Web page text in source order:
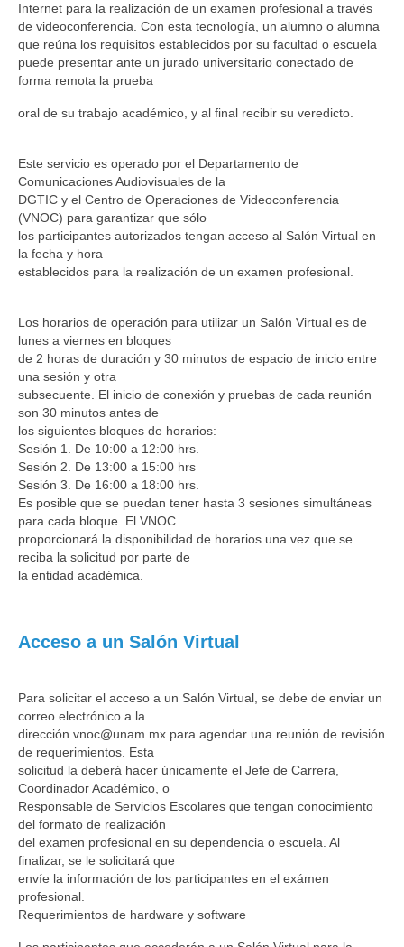
Internet para la realización de un examen profesional a través
de videoconferencia. Con esta tecnología, un alumno o alumna
que reúna los requisitos establecidos por su facultad o escuela
puede presentar ante un jurado universitario conectado de
forma remota la prueba
oral de su trabajo académico, y al final recibir su veredicto.
Este servicio es operado por el Departamento de
Comunicaciones Audiovisuales de la
DGTIC y el Centro de Operaciones de Videoconferencia
(VNOC) para garantizar que sólo
los participantes autorizados tengan acceso al Salón Virtual en
la fecha y hora
establecidos para la realización de un examen profesional.
Los horarios de operación para utilizar un Salón Virtual es de
lunes a viernes en bloques
de 2 horas de duración y 30 minutos de espacio de inicio entre
una sesión y otra
subsecuente. El inicio de conexión y pruebas de cada reunión
son 30 minutos antes de
los siguientes bloques de horarios:
Sesión 1. De 10:00 a 12:00 hrs.
Sesión 2. De 13:00 a 15:00 hrs
Sesión 3. De 16:00 a 18:00 hrs.
Es posible que se puedan tener hasta 3 sesiones simultáneas
para cada bloque. El VNOC
proporcionará la disponibilidad de horarios una vez que se
reciba la solicitud por parte de
la entidad académica.
Acceso a un Salón Virtual
Para solicitar el acceso a un Salón Virtual, se debe de enviar un
correo electrónico a la
dirección vnoc@unam.mx para agendar una reunión de revisión
de requerimientos. Esta
solicitud la deberá hacer únicamente el Jefe de Carrera,
Coordinador Académico, o
Responsable de Servicios Escolares que tengan conocimiento
del formato de realización
del examen profesional en su dependencia o escuela. Al
finalizar, se le solicitará que
envíe la información de los participantes en el exámen
profesional.
Requerimientos de hardware y software